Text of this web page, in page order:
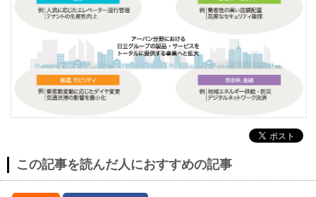
この記事を読んだ人におすすめの記事